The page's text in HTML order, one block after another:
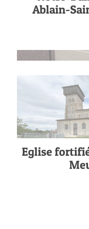
Ablain-
Eglise